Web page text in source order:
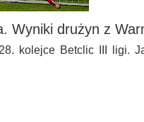
Wyniki drużyn z
kolejce Betclic III ligi.